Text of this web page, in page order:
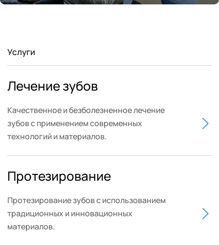
Услуги
Лечение зубов
Качественное и безболезненное лечение
зубов с применением современных
технологий и материалов.
Протезирование
Протезирование зубов с использованием
традиционных и инновационных
материалов.